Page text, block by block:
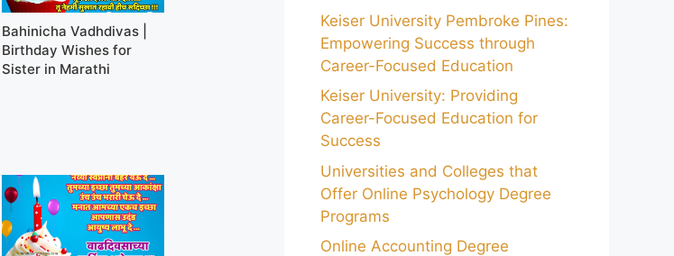
Bahinicha Vadhdivas |
Birthday Wishes for
Sister in Marathi
Keiser University Pembroke Pines:
Empowering Success through
Career-Focused Education
Keiser University: Providing
Career-Focused Education for
Success
Universities and Colleges that
Offer Online Psychology Degree
Programs
Online Accounting Degree